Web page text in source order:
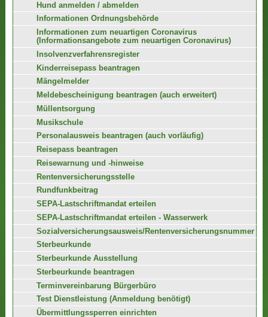
Hund anmelden / abmelden
Informationen Ordnungsbehörde
Informationen zum neuartigen Coronavirus
(Informationsangebote zum neuartigen Coronavirus)
Insolvenzverfahrensregister
Kinderreisepass beantragen
Mängelmelder
Meldebescheinigung beantragen (auch erweitert)
Müllentsorgung
Musikschule
Personalausweis beantragen (auch vorläufig)
Reisepass beantragen
Reisewarnung und -hinweise
Rentenversicherungsstelle
Rundfunkbeitrag
SEPA-Lastschriftmandat erteilen
SEPA-Lastschriftmandat erteilen - Wasserwerk
Sozialversicherungsausweis/Rentenversicherungsnummer
Sterbeurkunde
Sterbeurkunde Ausstellung
Sterbeurkunde beantragen
Terminvereinbarung Bürgerbüro
Test Dienstleistung (Anmeldung benötigt)
Übermittlungssperren einrichten